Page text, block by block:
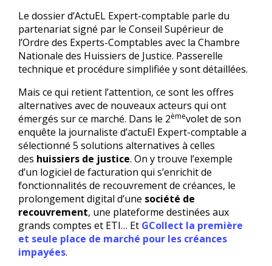
Le dossier d’ActuEL Expert-comptable parle du
partenariat signé par le Conseil Supérieur de
l’Ordre des Experts-Comptables avec la Chambre
Nationale des Huissiers de Justice. Passerelle
technique et procédure simplifiée y sont détaillées.
Mais ce qui retient l’attention, ce sont les offres
alternatives avec de nouveaux acteurs qui ont
émergés sur ce marché. Dans le 2èmevolet de son
enquête la journaliste d’actuEl Expert-comptable a
sélectionné 5 solutions alternatives à celles
des huissiers de justice. On y trouve l’exemple
d’un logiciel de facturation qui s’enrichit de
fonctionnalités de recouvrement de créances, le
prolongement digital d’une société de
recouvrement, une plateforme destinées aux
grands comptes et ETI… Et GCollect la première
et seule place de marché pour les créances
impayées.